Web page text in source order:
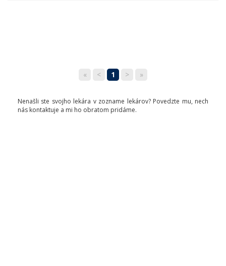
« < 1 > »
Nenašli ste svojho lekára v zozname lekárov? Povedzte mu, nech
nás kontaktuje a mi ho obratom pridáme.